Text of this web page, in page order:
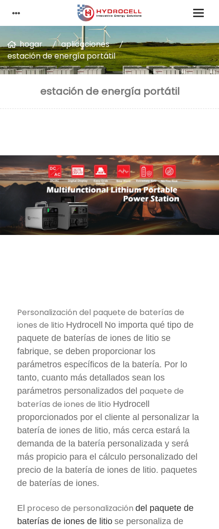
hogar
aplicaciones
estación de energía portátil
estación de energía portátil
Personalización del paquete de baterías de
iones de litio Hydrocell
No importa qué tipo de
paquete de baterías de iones de litio se
fabrique, se deben proporcionar los
parámetros específicos de la batería. Por lo
tanto, cuanto más detallados sean los
parámetros personalizados del paquete de
baterías de iones de litio Hydrocell
proporcionados por el cliente al personalizar la
batería de iones de litio, más cerca estará la
demanda de la batería personalizada y será
más propicio para el cálculo personalizado del
precio de la batería de iones de litio. paquetes
de baterías de iones.
El proceso de personalización del paquete de
baterías de iones de litio se personaliza de